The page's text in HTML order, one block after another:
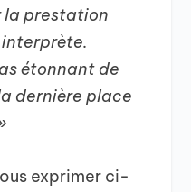
la prestation
étonnant de
dernière place
exprimer ci-